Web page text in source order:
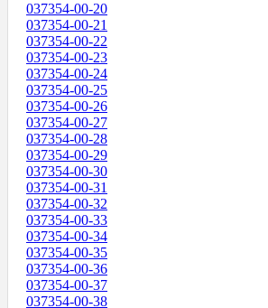
037354-00-20
037354-00-21
037354-00-22
037354-00-23
037354-00-24
037354-00-25
037354-00-26
037354-00-27
037354-00-28
037354-00-29
037354-00-30
037354-00-31
037354-00-32
037354-00-33
037354-00-34
037354-00-35
037354-00-36
037354-00-37
037354-00-38